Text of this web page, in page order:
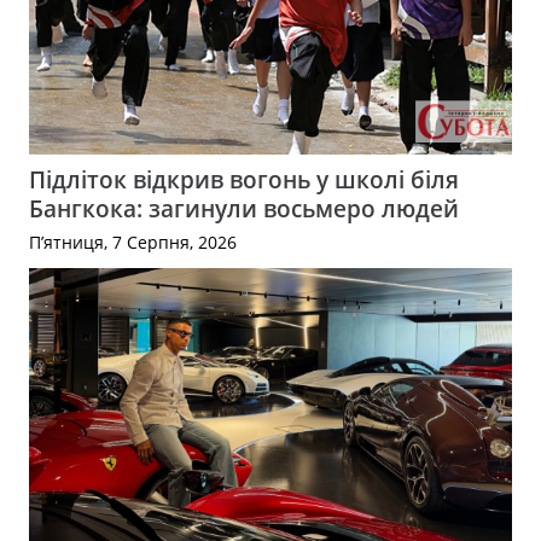
Підліток відкрив вогонь у школі біля
Бангкока: загинули восьмеро людей
П’ятниця, 7 Серпня, 2026